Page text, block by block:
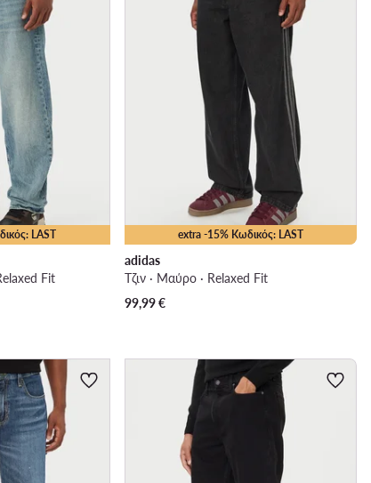
LAST
Fit
extra -15% Κωδικός: LAST
adidas
Τζιν · Μαύρο · Relaxed Fit
99,99€